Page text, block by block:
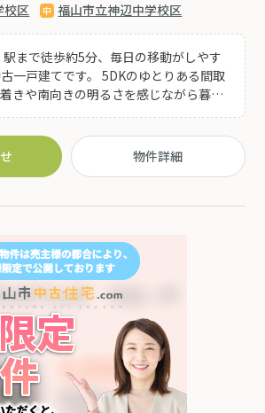
校区
福山市立神辺中学校区
まで徒歩約5分、毎日の移動がしやす
す。 5DKのゆとりある間取
きや南向きの明るさを感じながら暮ら
ムーズ。 水回りリフォーム履
化やカーポート付き駐車場など、暮ら
備も整っています。
物件詳細